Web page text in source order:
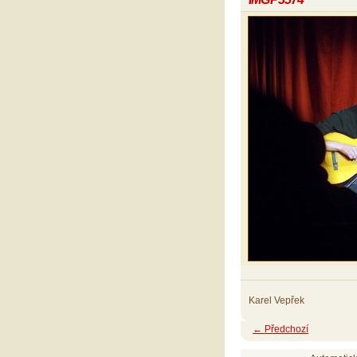
Karel Vepřek
← Předchozí